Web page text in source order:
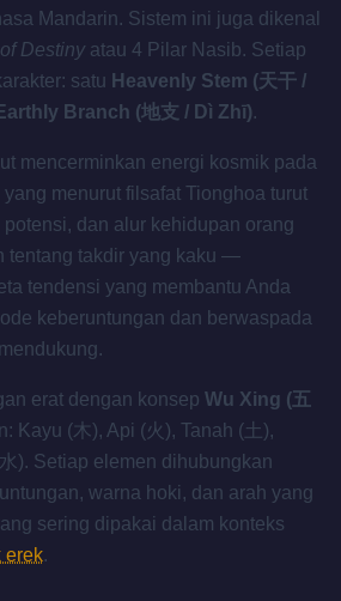
Mandarin. Sistem ini juga dikenal
Destiny atau 4 Pilar Nasib. Setiap
satu Heavenly Stem (天干 /
Branch (地支 / Dì Zhī).
mencerminkan energi kosmik pada
menurut filsafat Tionghoa turut
potensi, dan alur kehidupan orang
tentang takdir yang kaku —
tendensi yang membantu Anda
keberuntungan dan berwaspada
erat dengan konsep Wu Xing (五
Kayu (木), Api (火), Tanah (土),
). Setiap elemen dihubungkan
warna hoki, dan arah yang
sering dipakai dalam konteks
erek.